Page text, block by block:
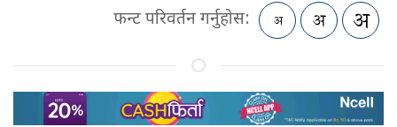
फन्ट परिवर्तन गर्नुहोस: